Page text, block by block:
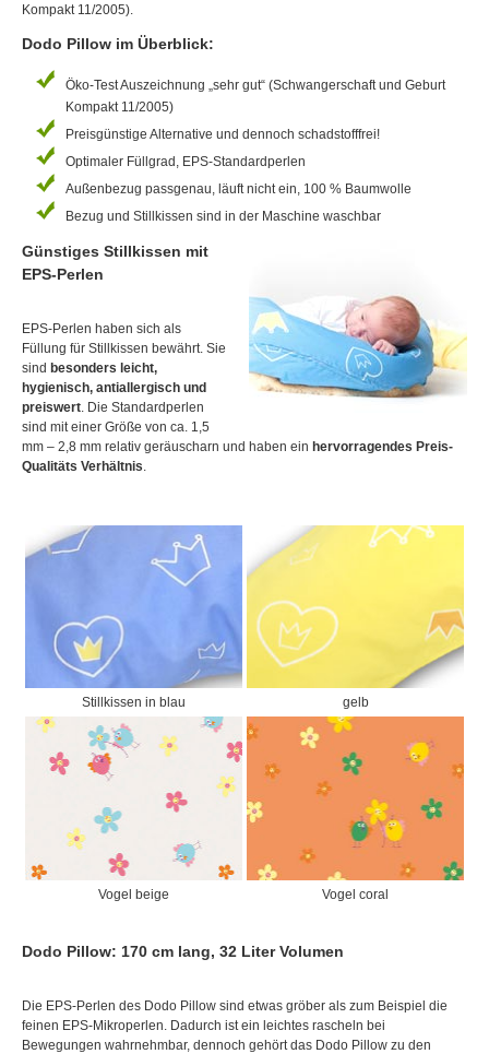
Kompakt 11/2005).
Dodo Pillow im Überblick:
Öko-Test Auszeichnung „sehr gut“ (Schwangerschaft und Geburt
Kompakt 11/2005)
Preisgünstige Alternative und dennoch schadstofffrei!
Optimaler Füllgrad, EPS-Standardperlen
Außenbezug passgenau, läuft nicht ein, 100 % Baumwolle
Bezug und Stillkissen sind in der Maschine waschbar
Günstiges Stillkissen mit
EPS-Perlen
EPS-Perlen haben sich als
Füllung für Stillkissen bewährt. Sie
sind besonders leicht,
hygienisch, antiallergisch und
preiswert. Die Standardperlen
sind mit einer Größe von ca. 1,5
mm – 2,8 mm relativ geräuscharn und haben ein hervorragendes Preis-
Qualitäts Verhältnis.
Stillkissen in blau gelb
Vogel beige Vogel coral
Dodo Pillow: 170 cm lang, 32 Liter Volumen
Die EPS-Perlen des Dodo Pillow sind etwas gröber als zum Beispiel die
feinen EPS-Mikroperlen. Dadurch ist ein leichtes rascheln bei
Bewegungen wahrnehmbar, dennoch gehört das Dodo Pillow zu den